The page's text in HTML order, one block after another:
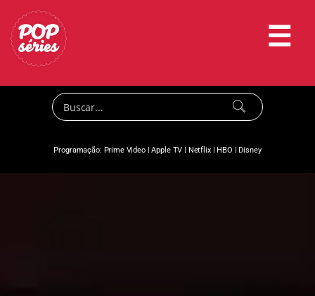
☰
Programação: Prime Video|Apple TV | Netflix|HBO |Disney